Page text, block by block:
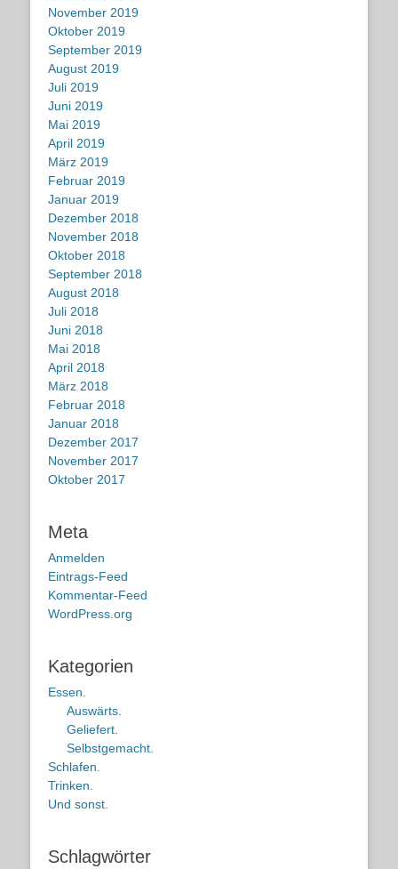
November 2019
Oktober 2019
September 2019
August 2019
Juli 2019
Juni 2019
Mai 2019
April 2019
März 2019
Februar 2019
Januar 2019
Dezember 2018
November 2018
Oktober 2018
September 2018
August 2018
Juli 2018
Juni 2018
Mai 2018
April 2018
März 2018
Februar 2018
Januar 2018
Dezember 2017
November 2017
Oktober 2017
Meta
Anmelden
Eintrags-Feed
Kommentar-Feed
WordPress.org
Kategorien
Essen.
Auswärts.
Geliefert.
Selbstgemacht.
Schlafen.
Trinken.
Und sonst.
Schlagwörter